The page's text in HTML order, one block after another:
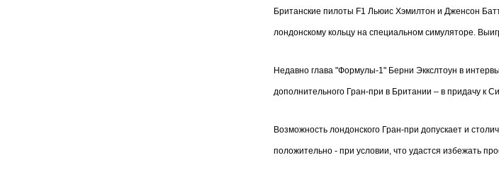
Британские пилоты F1 Льюис Хэмилтон и Дженсон
лондонскому кольцу на специальном симуляторе.
Недавно глава "Формулы-1" Берни Эккслтоун в
дополнительного Гран-при в Британии – в придачу к
Возможность лондонского Гран-при допускает и
положительно - при условии, что удастся избежать